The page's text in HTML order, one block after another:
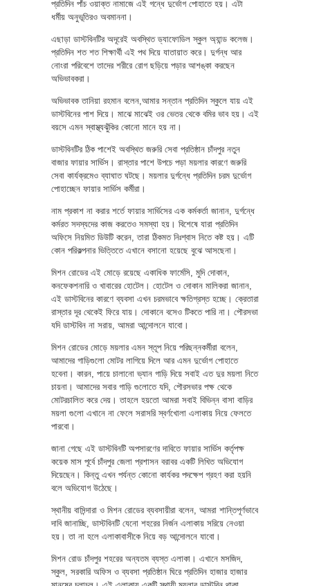
প্রতিদিন পাঁচ ওয়াক্ত নামাজে এই গন্ধে দুর্ভোগ পোহাতে হয়। এটা
ধর্মীয় অনুভূতিরও অবমাননা।
এছাড়া ডাস্টবিনটির অদূরেই অবস্থিত ড্যাফোডিল স্কুল অ্যান্ড কলেজ।
প্রতিদিন শত শত শিক্ষার্থী এই পথ দিয়ে যাতায়াত করে। দুর্গন্ধ আর
নোংরা পরিবেশে তাদের শরীরে রোগ ছড়িয়ে পড়ার আশঙ্কা করছেন
অভিভাবকরা।
অভিভাবক তানিয়া রহমান বলেন,আমার সন্তান প্রতিদিন স্কুলে যায় এই
ডাস্টবিনের পাশ দিয়ে। মাঝে মাঝেই ওর ভেতর থেকে বমির ভাব হয়। এই
বয়সে এমন স্বাস্থ্যঝুঁকির কোনো মানে হয় না।
ডাস্টবিনটির ঠিক পাশেই অবস্থিত জরুরি সেবা প্রতিষ্ঠান চাঁদপুর নতুন
বাজার ফায়ার সার্ভিস। রাস্তার পাশে উপচে পড়া ময়লার কারণে জরুরি
সেবা কার্যক্রমেও ব্যাঘাত ঘটছে। ময়লার দুর্গন্ধে প্রতিদিন চরম দুর্ভোগ
পোহাচ্ছেন ফায়ার সার্ভিস কর্মীরা।
নাম প্রকাশ না করার শর্তে ফায়ার সার্ভিসের এক কর্মকর্তা জানান, দুর্গন্ধে
কর্মরত সদস্যদের কাজ করতেও সমস্যা হয়। বিশেষে যারা প্রতিদিন
অফিসে নিয়মিত ডিউটি করেন, তারা ঠিকমত নিঃশ্বাস নিতে কষ্ট হয়। এটি
কোন পরিকল্পনার ভিত্তিতে এখানে বসানো হয়েছে বুঝে আসছেনা।
মিশন রোডের এই মোড়ে রয়েছে একাধিক ফার্মেসি, মুদি দোকান,
কনফেকশনারি ও খাবারের হোটেল। হোটেল ও দোকান মালিকরা জানান,
এই ডাস্টবিনের কারণে ব্যবসা এখন চরমভাবে ক্ষতিগ্রস্ত হচ্ছে। ক্রেতারা
রাস্তার দূর থেকেই ফিরে যায়। দোকানে বসেও টিকতে পারি না। পৌরসভা
যদি ডাস্টবিন না সরায়, আমরা আন্দোলনে যাবো।
মিশন রোডের মোড়ে ময়লার এমন স্তূপ নিয়ে পরিছন্নকর্মীরা বলেন,
আমাদের গাড়িগুলো মোটর লাগিয়ে দিলে আর এমন দুর্ভোগ পোহাতে
হবেনা। কারন, পায়ে চালানো ভ্যান গাড়ি দিয়ে সবাই এত দুর ময়লা নিতে
চায়না। আমাদের সবার গাড়ি গুলোতে যদি, পৌরসভার পক্ষ থেকে
মোটরচালিত করে দেয়। তাহলে হয়তো আমরা সবাই বিভিন্ন বাসা বাড়ির
ময়লা গুলো এখানে না ফেলে সরাসরি স্বর্ণখোলা এলাকায় নিয়ে ফেলতে
পারবো।
জানা গেছে এই ডাস্টবিনটি অপসারণের দাবিতে ফায়ার সার্ভিস কর্তৃপক্ষ
কয়েক মাস পূর্বে চাঁদপুর জেলা প্রশাসন বরাবর একটি লিখিত অভিযোগ
দিয়েছেন। কিন্তু এখন পর্যন্ত কোনো কার্যকর পদক্ষেপ গ্রহণ করা হয়নি
বলে অভিযোগ উঠেছে।
স্থানীয় বাসিন্দারা ও মিশন রোডের ব্যবসায়ীরা বলেন, আমরা শান্তিপূর্ণভাবে
দাবি জানাচ্ছি, ডাস্টবিনটি যেনো শহরের নির্জন এলাকায় সরিয়ে নেওয়া
হয়। তা না হলে এলাকাবাসীকে নিয়ে বড় আন্দোলনে যাবো।
মিশন রোড চাঁদপুর শহরের অন্যতম ব্যস্ত এলাকা। এখানে মসজিদ,
স্কুল, সরকারি অফিস ও ব্যবসা প্রতিষ্ঠান ঘিরে প্রতিদিন হাজার হাজার